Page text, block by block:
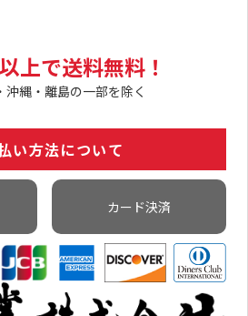
上で送料無料！
縄・離島の一部を除く
い方法について
カード決済